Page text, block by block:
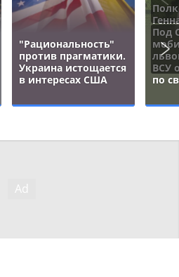
"Рациональность"
против прагматики.
Украина истощается
в интересах США
Под
ВСУ
по